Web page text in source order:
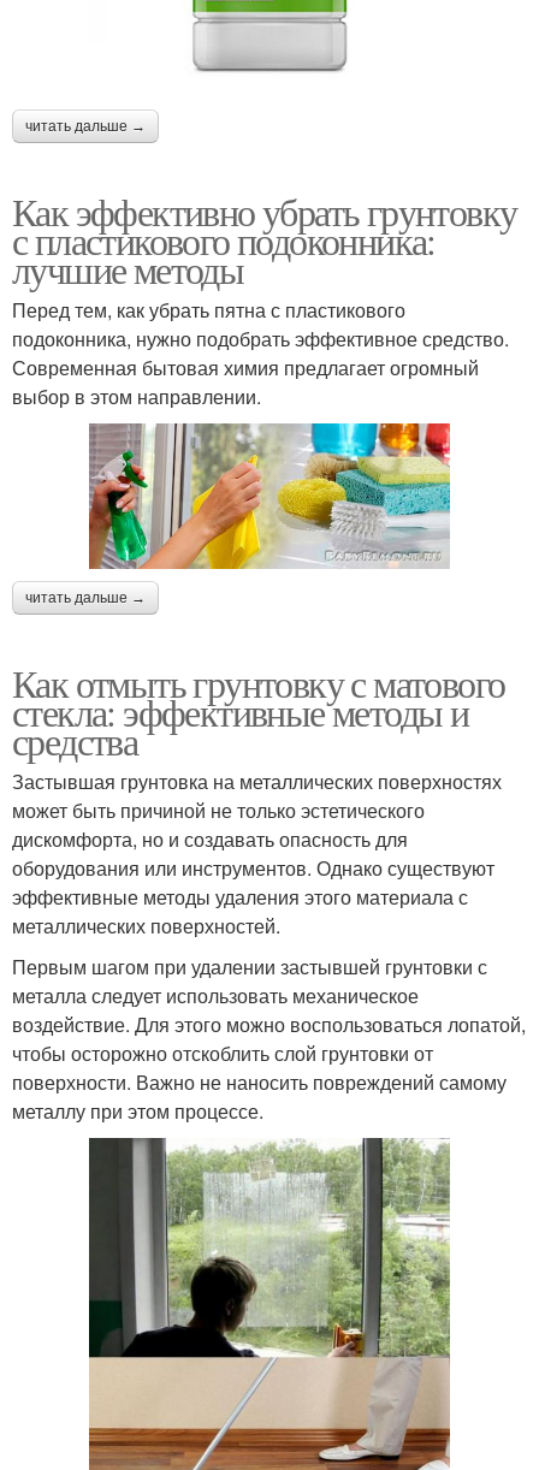
читать дальше →
Как эффективно убрать грунтовку
с пластикового подоконника:
лучшие методы
Перед тем, как убрать пятна с пластикового
подоконника, нужно подобрать эффективное средство.
Современная бытовая химия предлагает огромный
выбор в этом направлении.
читать дальше →
Как отмыть грунтовку с матового
стекла: эффективные методы и
средства
Застывшая грунтовка на металлических поверхностях
может быть причиной не только эстетического
дискомфорта, но и создавать опасность для
оборудования или инструментов. Однако существуют
эффективные методы удаления этого материала с
металлических поверхностей.
Первым шагом при удалении застывшей грунтовки с
металла следует использовать механическое
воздействие. Для этого можно воспользоваться лопатой,
чтобы осторожно отскоблить слой грунтовки от
поверхности. Важно не наносить повреждений самому
металлу при этом процессе.